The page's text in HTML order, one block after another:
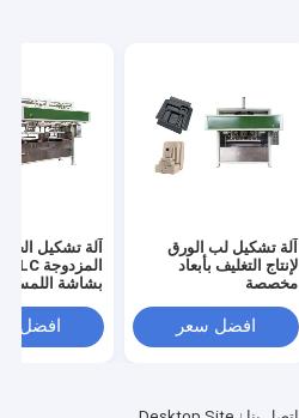
آلة تشكيل لب الورق
لإنتاج التغليف بأبعاد
مخصصة
افضل سعر
آلة تشكيل
بشاشة اللمس
افضل